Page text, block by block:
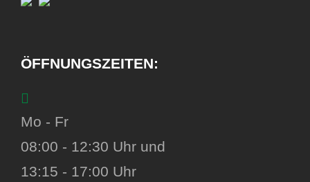
ÖFFNUNGSZEITEN:
Mo - Fr
08:00 - 12:30 Uhr und
13:15 - 17:00 Uhr